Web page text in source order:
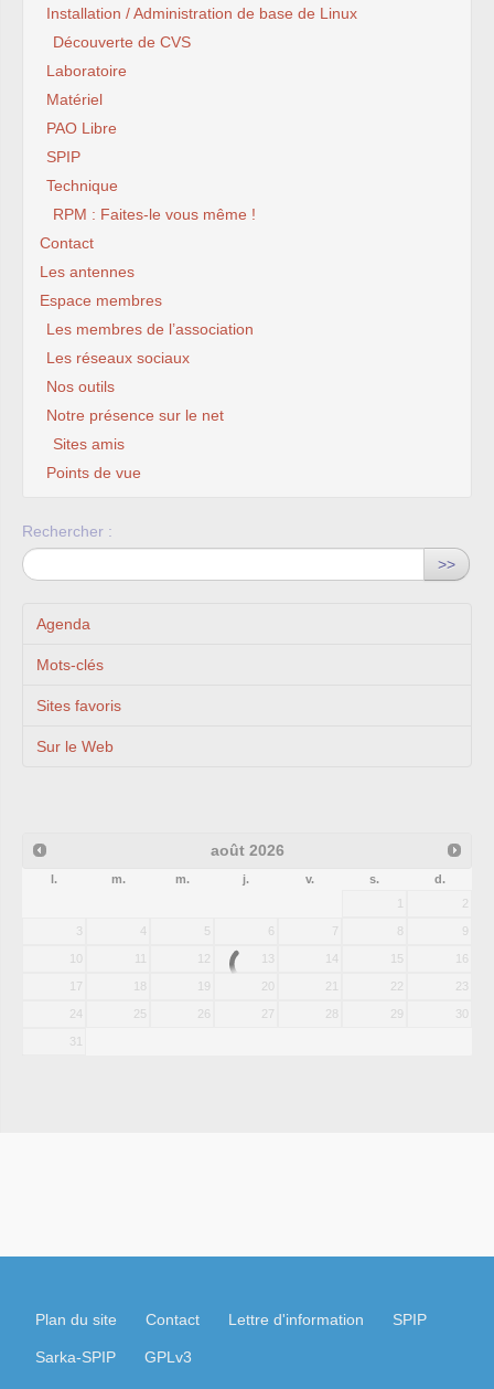
Installation / Administration de base de Linux
Découverte de CVS
Laboratoire
Matériel
PAO Libre
SPIP
Technique
RPM : Faites-le vous même !
Contact
Les antennes
Espace membres
Les membres de l’association
Les réseaux sociaux
Nos outils
Notre présence sur le net
Sites amis
Points de vue
Rechercher :
>>
Agenda
Mots-clés
Sites favoris
Sur le Web
août 2026
l. m. m. j. v. s.
d.
1
2
3 4 5 6 7 8 9
10 11 12 13 14 15 16
17 18 19 20 21 22 23
24 25 26 27 28 29 30
31
Plan du site Contact Lettre d'information SPIP
Sarka-SPIP GPLv3